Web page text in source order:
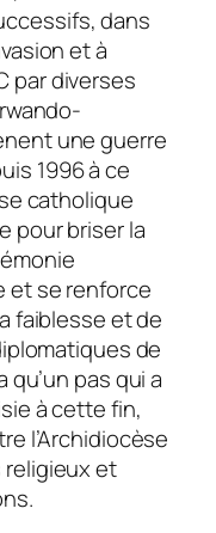
dans
et à
par diverses
une guerre
1996 à ce
catholique
pour briser la
et se renforce
faiblesse et de
de
qu’un pas qui a
à cette fin,
l’Archidiocèse
religieux et